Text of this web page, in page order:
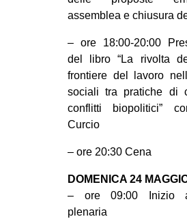
assemblea e chiusura
– ore 18:00-20:00
del libro “La rivolta
frontiere del lavoro
sociali tra pratiche di
conflitti biopolitici”
Curcio
– ore 20:30 Cena
DOMENICA 24
– ore 09:00 Inizio
plenaria